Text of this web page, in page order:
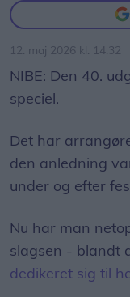
12. maj 2026 kl. 14.32
NIBE: Den 40.
speciel.
Det har
den anledning
under og efter
Nu har man
slagsen - blandt
dedikeret sig til